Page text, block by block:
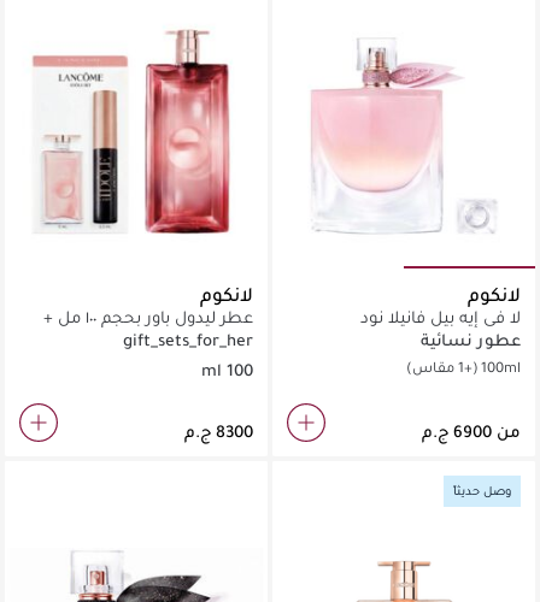
لانكوم
لا في إيه بيل فانيلا نود
عطور نسائية
100ml(+1 مقاس)
من
لانكوم
عطر ليدول باور بحجم ١٠٠ مل +
مجموعة عينات صغيرة هدية
gift_sets_for_her
100 ml
وصل حديثاً